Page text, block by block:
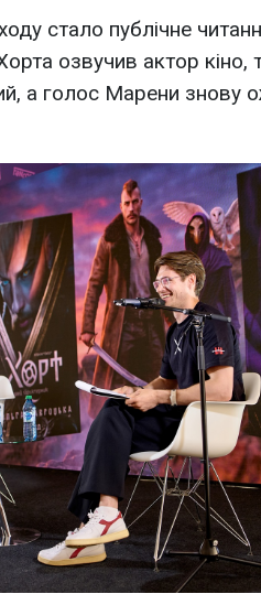
стало публічне
озвучив актор кіно,
а голос Марени знову